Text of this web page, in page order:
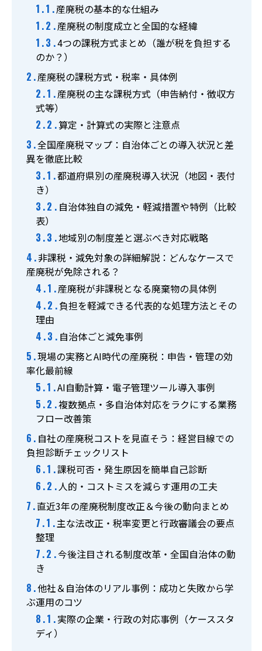
0774-43-2380
【受付】9:00～17:00（月～土曜）
LINE簡単見積り
お問い合わせ
産廃税の基本的な仕組み
産廃税の制度成立と全国的な経緯
4つの課税方式まとめ（誰が税を負担する
のか？）
産廃税の課税方式・税率・具体例
産廃税の主な課税方式（申告納付・徴収方
式等）
算定・計算式の実際と注意点
全国産廃税マップ：自治体ごとの導入状況と差
異を徹底比較
都道府県別の産廃税導入状況（地図・表付
き）
自治体独自の減免・軽減措置や特例（比較
表）
地域別の制度差と選ぶべき対応戦略
非課税・減免対象の詳細解説：どんなケースで
産廃税が免除される？
産廃税が非課税となる廃棄物の具体例
負担を軽減できる代表的な処理方法とその
理由
自治体ごと減免事例
現場の実務とAI時代の産廃税：申告・管理の効
率化最前線
AI自動計算・電子管理ツール導入事例
複数拠点・多自治体対応をラクにする業務
フロー改善策
自社の産廃税コストを見直そう：経営目線での
負担診断チェックリスト
課税可否・発生原因を簡単自己診断
人的・コストミスを減らす運用の工夫
直近3年の産廃税制度改正＆今後の動向まとめ
主な法改正・税率変更と行政審議会の要点
整理
今後注目される制度改革・全国自治体の動
き
他社＆自治体のリアル事例：成功と失敗から学
ぶ運用のコツ
実際の企業・行政の対応事例（ケーススタ
ディ）